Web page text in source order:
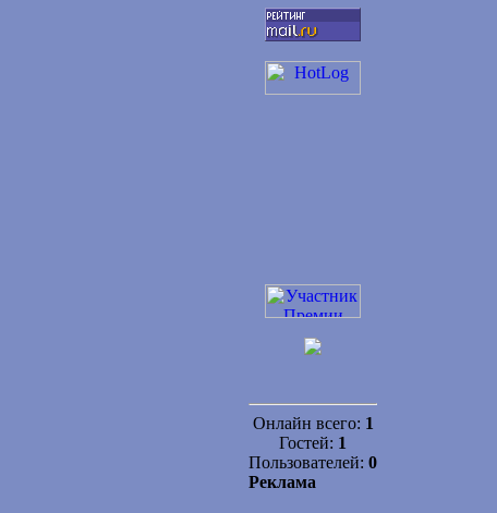
Онлайн всего: 1
Гостей: 1
Пользователей: 0
Реклама